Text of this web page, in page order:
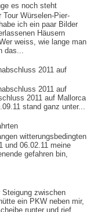
es noch steht
Tour Würselen-Pier-
ich ein paar Bilder
Häusern
weiss, wie lange man
das...
2011 auf
2011 auf
2011 auf Mallorca
stand ganz unter...
witterungsbedingten
und 06.02.11 meine
gefahren bin,
Steigung zwischen
ein PKW neben mir,
runter und rief ...